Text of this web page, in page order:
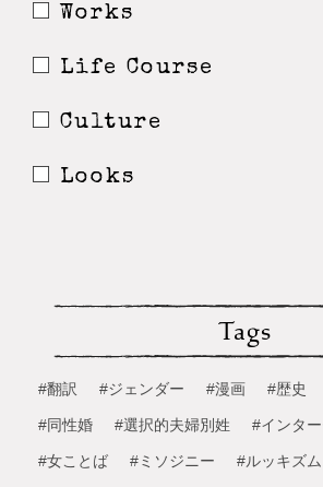
Works
Life Course
Culture
Looks
Tags
#翻訳 #ジェンダー #漫画 #歴史
#同性婚 #選択的夫婦別姓 #インタ
#女ことば #ミソジニー #ルッキズム